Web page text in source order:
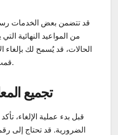
قد تتضمن بعض الخدمات
من المواعيد النهائية
الحالات، قد يُسمح لك بإلغاء
قمت بذلك خلال فترة تجريبية.
تجميع
قبل بدء عملية الإلغاء،
الضرورية. قد تحتاج إلى